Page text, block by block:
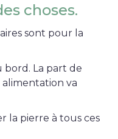
choses.
sont pour la
bord. La part de
va
la pierre à tous ces